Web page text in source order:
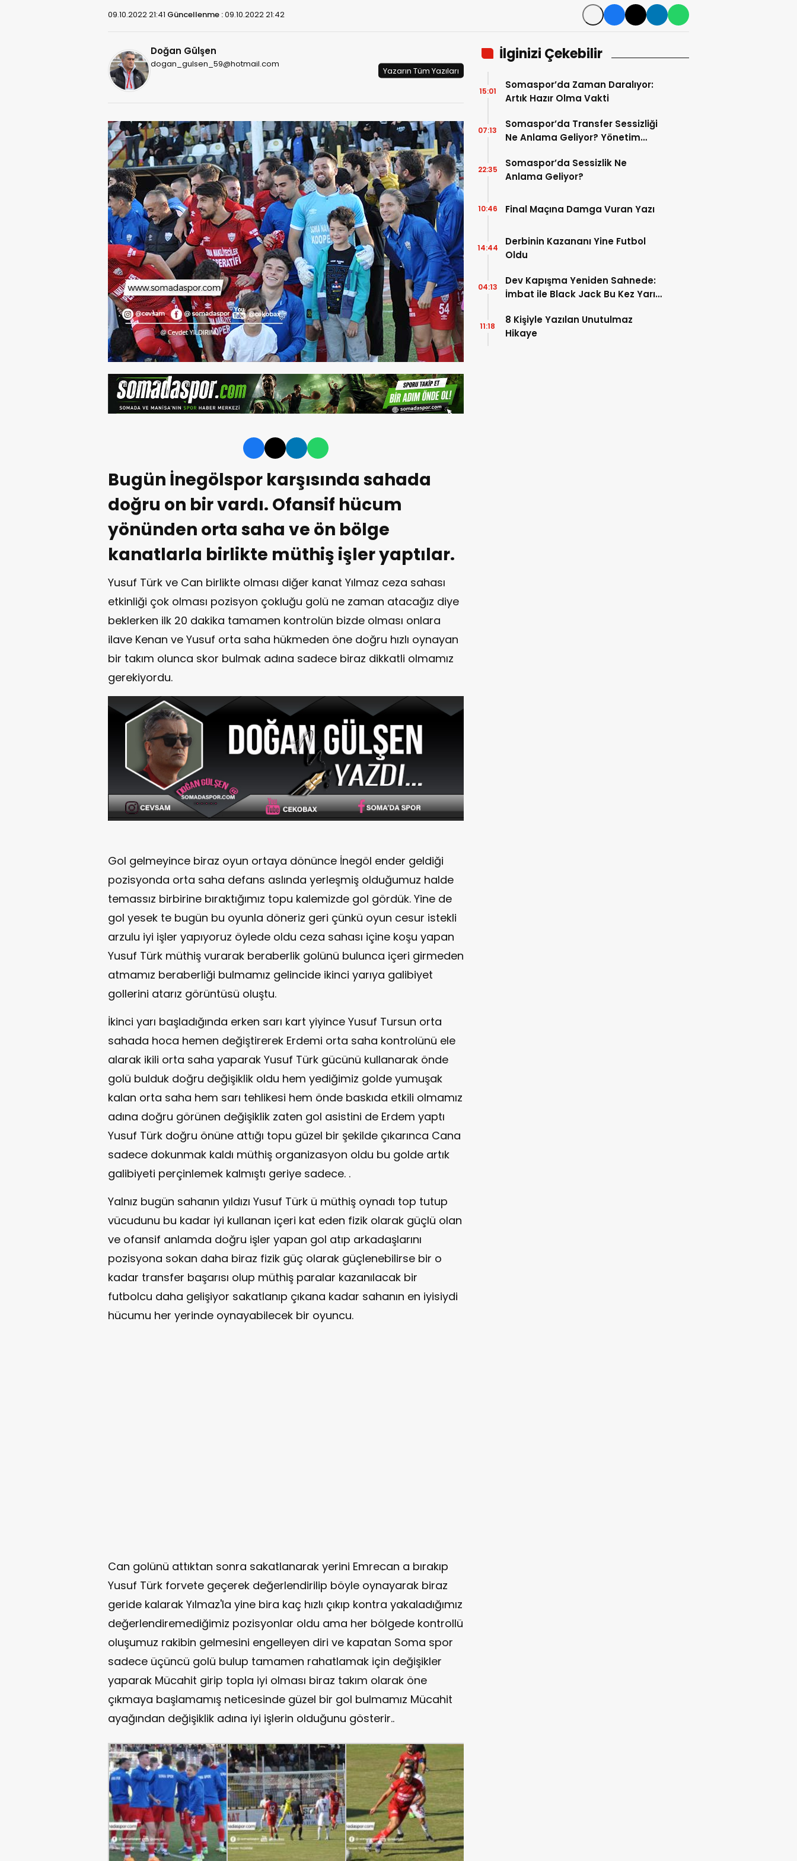
09.10.2022 21:41 Güncellenme :09.10.2022 21:42
Doğan Gülşen
dogan_gulsen_59@hotmail.com
Yazarın Tüm Yazıları
Bugün İnegölspor karşısında sahada
doğru on bir vardı. Ofansif hücum
yönünden orta saha ve ön bölge
kanatlarla birlikte müthiş işler yaptılar.
Yusuf Türk ve Can birlikte olması diğer kanat Yılmaz ceza sahası
etkinliği çok olması pozisyon çokluğu golü ne zaman atacağız diye
beklerken ilk 20 dakika tamamen kontrolün bizde olması onlara
ilave Kenan ve Yusuf orta saha hükmeden öne doğru hızlı oynayan
bir takım olunca skor bulmak adına sadece biraz dikkatli olmamız
gerekiyordu.
Gol gelmeyince biraz oyun ortaya dönünce İnegöl ender geldiği
pozisyonda orta saha defans aslında yerleşmiş olduğumuz halde
temassız birbirine bıraktığımız topu kalemizde gol gördük. Yine de
gol yesek te bugün bu oyunla döneriz geri çünkü oyun cesur istekli
arzulu iyi işler yapıyoruz öylede oldu ceza sahası içine koşu yapan
Yusuf Türk müthiş vurarak beraberlik golünü bulunca içeri girmeden
atmamız beraberliği bulmamız gelincide ikinci yarıya galibiyet
gollerini atarız görüntüsü oluştu.
İkinci yarı başladığında erken sarı kart yiyince Yusuf Tursun orta
sahada hoca hemen değiştirerek Erdemi orta saha kontrolünü ele
alarak ikili orta saha yaparak Yusuf Türk gücünü kullanarak önde
golü bulduk doğru değişiklik oldu hem yediğimiz golde yumuşak
kalan orta saha hem sarı tehlikesi hem önde baskıda etkili olmamız
adına doğru görünen değişiklik zaten gol asistini de Erdem yaptı
Yusuf Türk doğru önüne attığı topu güzel bir şekilde çıkarınca Cana
sadece dokunmak kaldı müthiş organizasyon oldu bu golde artık
galibiyeti perçinlemek kalmıştı geriye sadece. .
Yalnız bugün sahanın yıldızı Yusuf Türk ü müthiş oynadı top tutup
vücudunu bu kadar iyi kullanan içeri kat eden fizik olarak güçlü olan
ve ofansif anlamda doğru işler yapan gol atıp arkadaşlarını
pozisyona sokan daha biraz fizik güç olarak güçlenebilirse bir o
kadar transfer başarısı olup müthiş paralar kazanılacak bir
futbolcu daha gelişiyor sakatlanıp çıkana kadar sahanın en iyisiydi
hücumu her yerinde oynayabilecek bir oyuncu.
Can golünü attıktan sonra sakatlanarak yerini Emrecan a bırakıp
Yusuf Türk forvete geçerek değerlendirilip böyle oynayarak biraz
geride kalarak Yılmaz'la yine bira kaç hızlı çıkıp kontra yakaladığımız
değerlendiremediğimiz pozisyonlar oldu ama her bölgede kontrollü
oluşumuz rakibin gelmesini engelleyen diri ve kapatan Soma spor
sadece üçüncü golü bulup tamamen rahatlamak için değişikler
yaparak Mücahit girip topla iyi olması biraz takım olarak öne
çıkmaya başlamamış neticesinde güzel bir gol bulmamız Mücahit
ayağından değişiklik adına iyi işlerin olduğunu gösterir..
İlginizi Çekebilir
Somaspor’da Zaman Daralıyor:
Artık Hazır Olma Vakti
15:01
Somaspor’da Transfer Sessizliği
Ne Anlama Geliyor? Yönetim
07:13
Somaspor’da Sessizlik Ne
Anlama Geliyor?
22:35
Final Maçına Damga Vuran Yazı
10:46
Derbinin Kazananı Yine Futbol
Oldu
14:44
Dev Kapışma Yeniden Sahnede:
İmbat ile Black Jack Bu Kez Yarı
04:13
8 Kişiyle Yazılan Unutulmaz
Hikaye
11:18